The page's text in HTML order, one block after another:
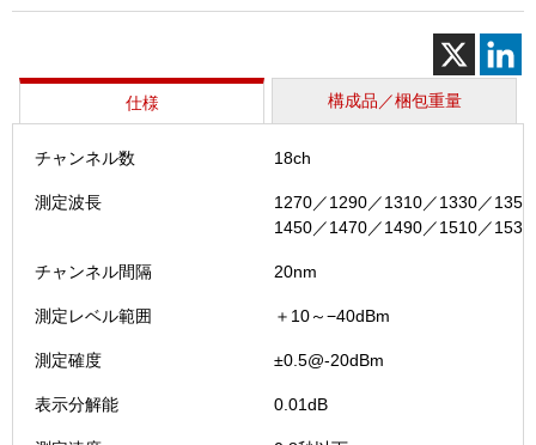
（NSK-
個
仕様 構成品／梱包重量
チャンネル数 18ch
測定波長
1270／1290／1310／1330／
1450／1470／1490／1510／
チャンネル間隔 20nm
測定レベル範囲 ＋10～−40dBm
測定確度 ±0.5@-20dBm
表示分解能 0.01dB